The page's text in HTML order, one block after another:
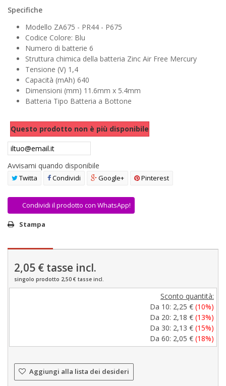
Specifiche
Modello ZA675 - PR44 - P675
Codice Colore: Blu
Numero di batterie 6
Struttura chimica della batteria Zinc Air Free Mercury
Tensione (V) 1,4
Capacità (mAh) 640
Dimensioni (mm) 11.6mm x 5.4mm
Batteria Tipo Batteria a Bottone
Questo prodotto non è più disponibile
Avvisami quando disponibile
Twitta Condividi Google+ Pinterest
Condividi il prodotto con WhatsApp!
Stampa
2,05 € tasse incl.
singolo prodotto 2,50 € tasse incl.
Sconto quantità:
Da 10: 2,25 € (10%)
Da 20: 2,18 € (13%)
Da 30: 2,13 € (15%)
Da 60: 2,05 € (18%)
Aggiungi alla lista dei desideri